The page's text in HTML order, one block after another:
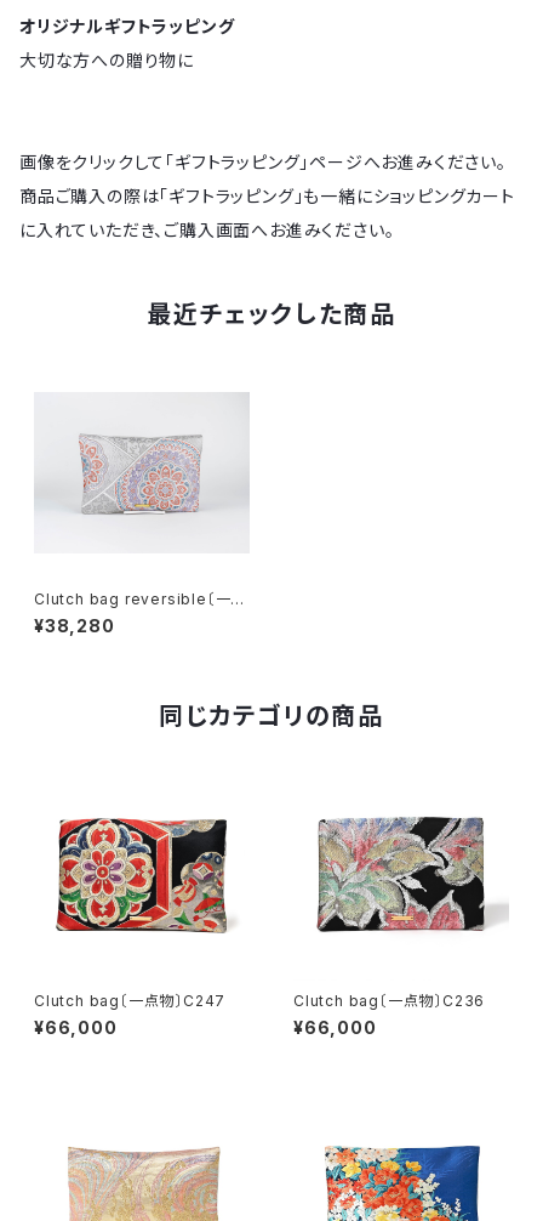
オリジナルギフトラッピング
大切な方への贈り物に
画像をクリックして「ギフトラッピング」ページへお進みください。
商品ご購入の際は「ギフトラッピング」も一緒にショッピングカート
に入れていただき、ご購入画面へお進みください。
最近チェックした商品
Clutch bag reversible〔一点
物〕C169
¥38,280
同じカテゴリの商品
Clutch bag〔一点物〕C247
¥66,000
Clutch bag〔一点物〕C236
¥66,000